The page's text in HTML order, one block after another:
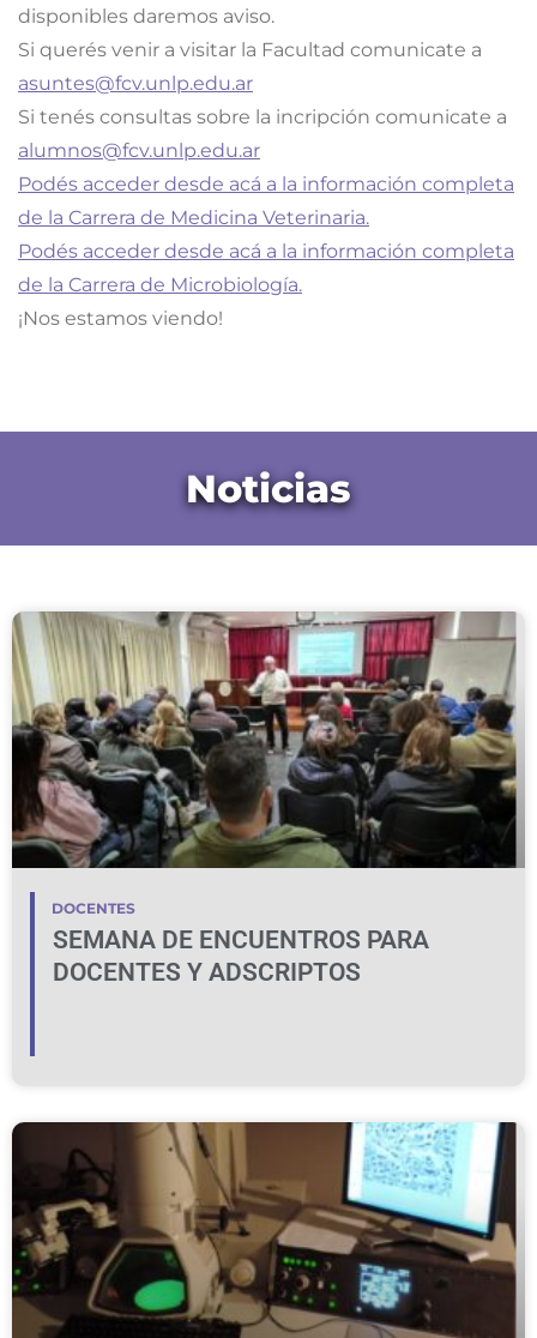
disponibles daremos aviso.
Si querés venir a visitar la Facultad comunicate a
asuntes@fcv.unlp.edu.ar
Si tenés consultas sobre la incripción comunicate a
alumnos@fcv.unlp.edu.ar
Podés acceder desde acá a la información completa
de la Carrera de Medicina Veterinaria.
Podés acceder desde acá a la información completa
de la Carrera de Microbiología.
¡Nos estamos viendo!
Noticias
DOCENTES
SEMANA DE ENCUENTROS PARA
DOCENTES Y ADSCRIPTOS